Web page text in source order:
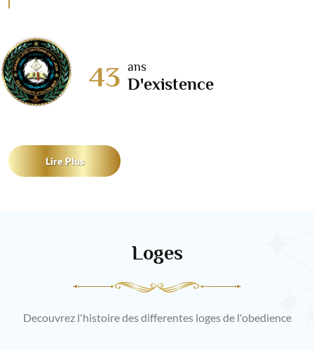
43 ans
D'existence
Lire Plus
Loges
Decouvrez l'histoire des differentes loges de l'obedience